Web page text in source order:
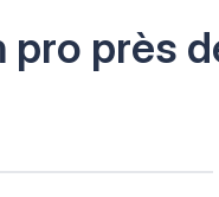
pro près